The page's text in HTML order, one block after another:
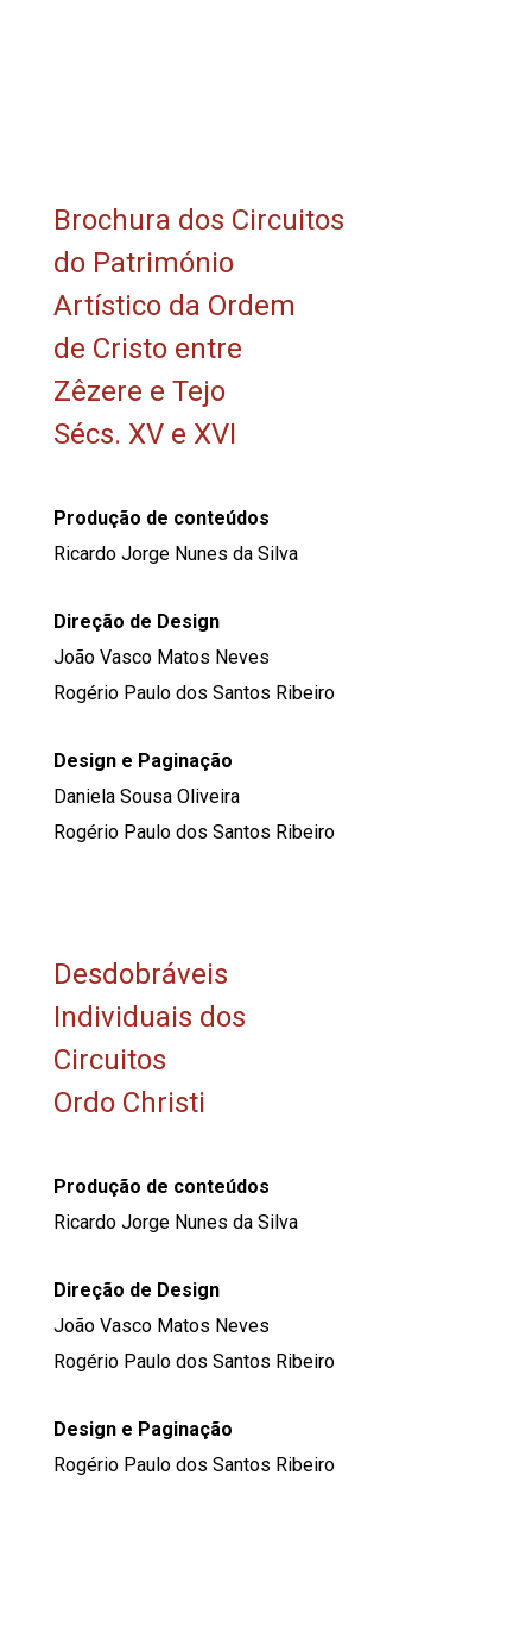
Brochura dos Circuitos
do Património
Artístico da Ordem
de Cristo entre
Zêzere e Tejo
Sécs. XV e XVI
Produção de conteúdos
Ricardo Jorge Nunes da Silva
Direção de Design
João Vasco Matos Neves
Rogério Paulo dos Santos Ribeiro
Design e Paginação
Daniela Sousa Oliveira
Rogério Paulo dos Santos Ribeiro
Desdobráveis
Individuais dos
Circuitos
Ordo Christi
Produção de conteúdos
Ricardo Jorge Nunes da Silva
Direção de Design
João Vasco Matos Neves
Rogério Paulo dos Santos Ribeiro
Design e Paginação
Rogério Paulo dos Santos Ribeiro